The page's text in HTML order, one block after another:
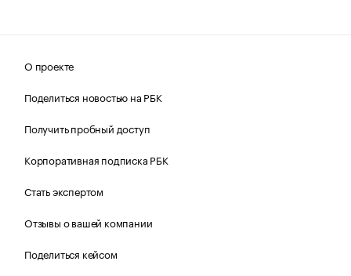
О проекте
Поделиться новостью на РБК
Получить пробный доступ
Корпоративная подписка РБК
Стать экспертом
Отзывы о вашей компании
Поделиться кейсом